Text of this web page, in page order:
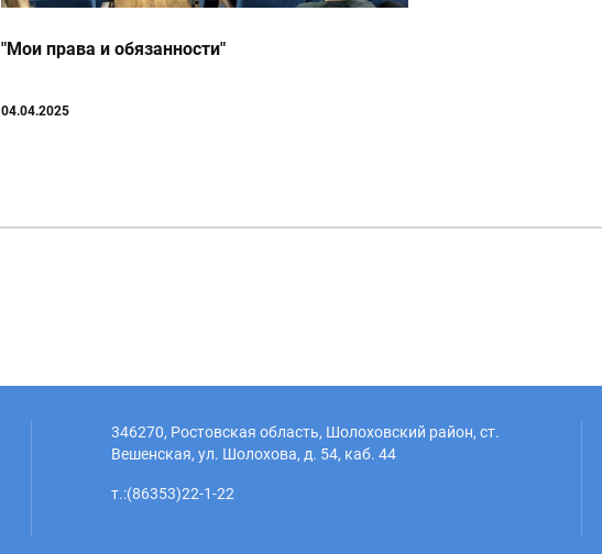
"Мои права и обязанности"
04.04.2025
346270, Ростовская область, Шолоховский район, ст.
Вешенская, ул. Шолохова, д. 54, каб. 44
т.:(86353)22-1-22